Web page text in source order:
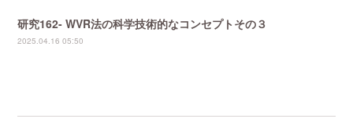
研究162- WVR法の科学技術的なコンセプトその３
2025.04.16 05:50